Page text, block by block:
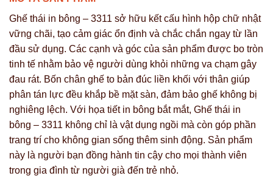
Ghế thái in bông – 3311 sở hữu kết cấu hình hộp chữ nhật
vững chãi, tạo cảm giác ổn định và chắc chắn ngay từ lần
đầu sử dụng. Các cạnh và góc của sản phẩm được bo tròn
tinh tế nhằm bảo vệ người dùng khỏi những va chạm gây
đau rát. Bốn chân ghế to bản đúc liền khối với thân giúp
phân tán lực đều khắp bề mặt sàn, đảm bảo ghế không bị
nghiêng lệch. Với họa tiết in bông bắt mắt, Ghế thái in
bông – 3311 không chỉ là vật dụng ngồi mà còn góp phần
trang trí cho không gian sống thêm sinh động. Sản phẩm
này là người bạn đồng hành tin cậy cho mọi thành viên
trong gia đình từ người già đến trẻ nhỏ.